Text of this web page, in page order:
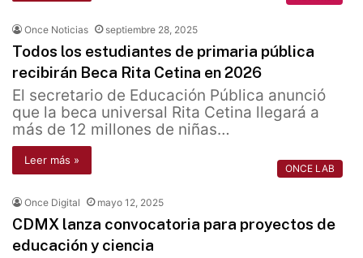
Once Noticias septiembre 28, 2025
Todos los estudiantes de primaria pública
recibirán Beca Rita Cetina en 2026
El secretario de Educación Pública anunció
que la beca universal Rita Cetina llegará a
más de 12 millones de niñas…
Leer más »
ONCE LAB
Once Digital mayo 12, 2025
CDMX lanza convocatoria para proyectos de
educación y ciencia